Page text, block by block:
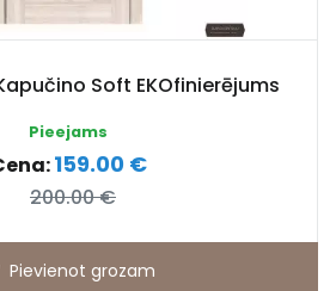
Soft EKOfinierējums
Pieejams
159.00 €
200.00 €
Pievienot grozam